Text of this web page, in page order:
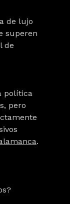
de lujo
superen
de
política
pero
.